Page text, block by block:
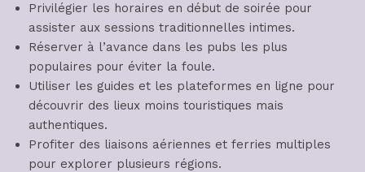
Privilégier les horaires en début de soirée pour
assister aux sessions traditionnelles intimes.
Réserver à l’avance dans les pubs les plus
populaires pour éviter la foule.
Utiliser les guides et les plateformes en ligne pour
découvrir des lieux moins touristiques mais
authentiques.
Profiter des liaisons aériennes et ferries multiples
pour explorer plusieurs régions.